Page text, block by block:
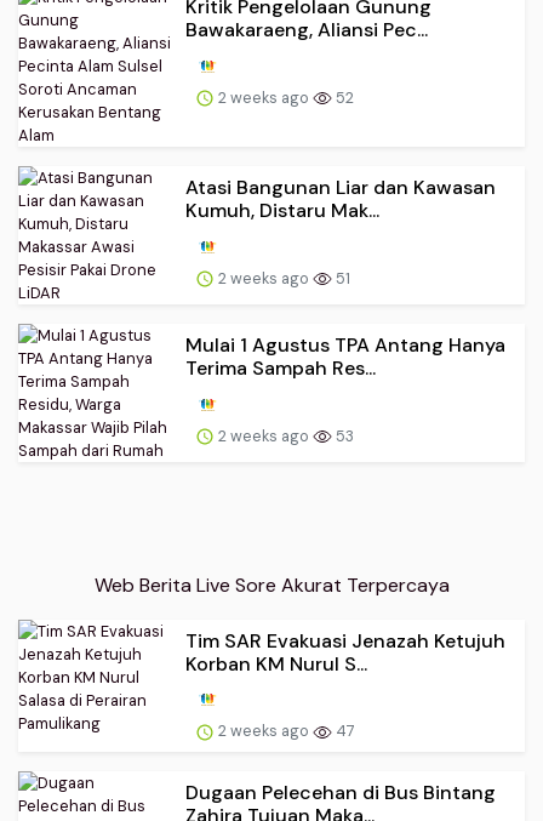
Kritik Pengelolaan Gunung
Bawakaraeng, Aliansi Pec...
2 weeks ago 52
Atasi Bangunan Liar dan Kawasan
Kumuh, Distaru Mak...
2 weeks ago 51
Mulai 1 Agustus TPA Antang Hanya
Terima Sampah Res...
2 weeks ago 53
Web Berita Live Sore Akurat Terpercaya
Tim SAR Evakuasi Jenazah Ketujuh
Korban KM Nurul S...
2 weeks ago 47
Dugaan Pelecehan di Bus Bintang
Zahira Tujuan Maka...